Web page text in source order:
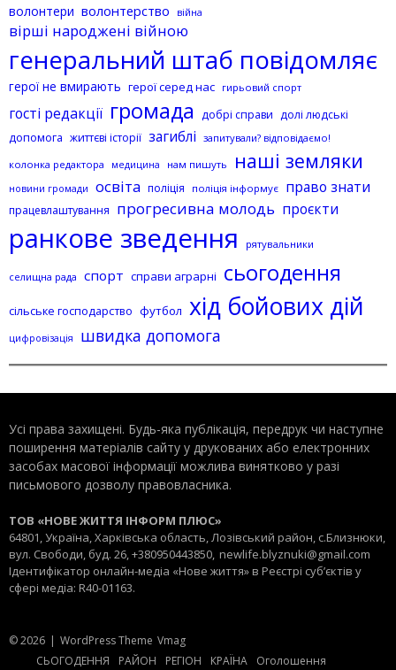
волонтери волонтерство війна
вірші народжені війною
генеральний штаб повідомляє
герої не вмирають герої серед нас гирьовий спорт
гості редакції громада добрі справи долі людські
допомога життєві історії загиблі запитували? відповідаємо!
колонка редактора
медицина нам пишуть наші земляки
новини громади освіта поліція поліція інформує право знати
працевлаштування прогресивна молодь проєкти
ранкове зведення рятувальники
селищна рада спорт справи аграрні сьогодення
сільське господарство футбол хід бойових дій
цифровізація швидка допомога
Усі права захищені. Будь-яка публiкацiя, передрук чи наступне
поширення матеріалів сайту у друкованих або електронних
засобах масової інформації можлива винятково у разі
письмового дозволу правовласника.
ТОВ «НОВЕ ЖИТТЯ ІНФОРМ ПЛЮС»
64801, Україна, Харківська область, Лозівський район, с.Близнюки,
вул. Свободи, буд. 26, +380950443850, newlife.blyznuki@gmail.com
Ідентифікатор онлайн-медіа «Нове життя» в Реєстрі суб’єктів у
сфері медіа: R40-01163.
© 2026 | WordPress Theme Vmag
СЬОГОДЕННЯ
РАЙОН РЕГІОН КРАЇНА
Оголошення